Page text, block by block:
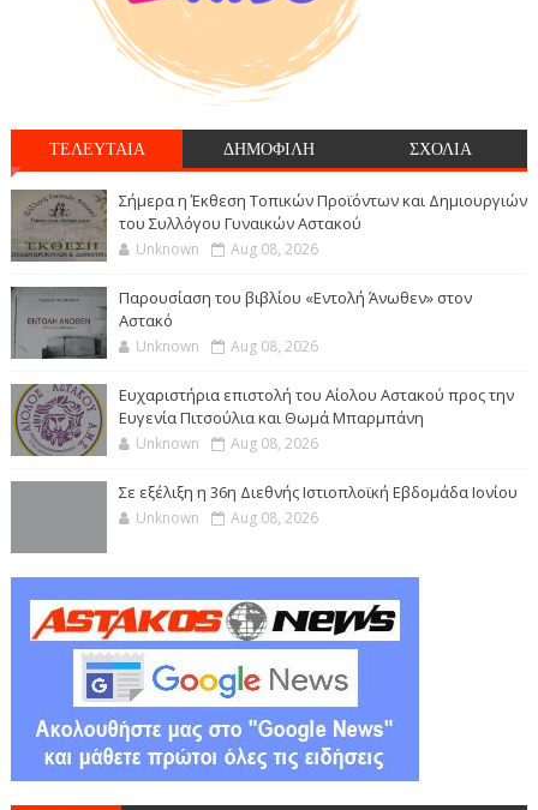
ΤΕΛΕΥΤΑΙΑ ΔΗΜΟΦΙΛΗ ΣΧΟΛΙΑ
Σήμερα η Έκθεση Τοπικών Προϊόντων και Δημιουργιών
του Συλλόγου Γυναικών Αστακού
Unknown Aug 08, 2026
Παρουσίαση του βιβλίου «Εντολή Άνωθεν» στον
Αστακό
Unknown Aug 08, 2026
Ευχαριστήρια επιστολή του Αίολου Αστακού προς την
Ευγενία Πιτσούλια και Θωμά Μπαρμπάνη
Unknown Aug 08, 2026
Σε εξέλιξη η 36η Διεθνής Ιστιοπλοϊκή Εβδομάδα Ιονίου
Unknown Aug 08, 2026